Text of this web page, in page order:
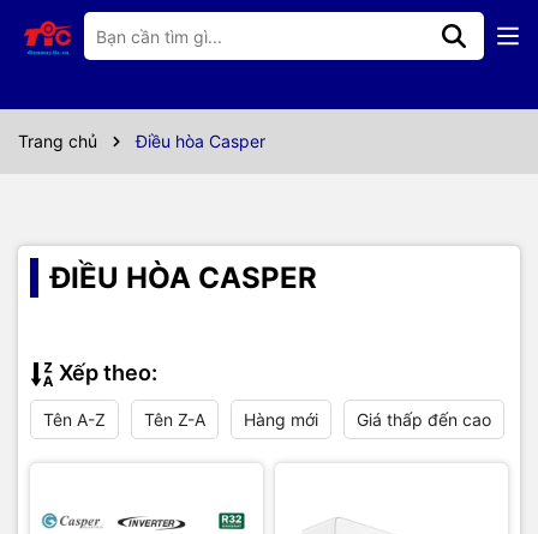
Trang chủ Điều hòa Casper
ĐIỀU HÒA CASPER
Xếp theo:
Tên A-Z Tên Z-A Hàng mới Giá thấp đến cao